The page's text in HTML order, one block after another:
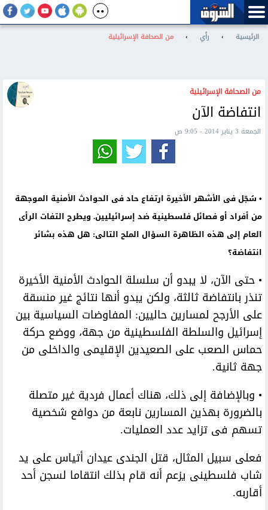
الرئيسية › رأي › من الصحافة الإسرائيلية
من الصحافة الإسرائيلية
انتفاضة الآن
الجمعة 3 يناير 2014 - 9:05 ص
• سُجّل فى الأشهر الأخيرة ارتفاع حاد فى الحوادث الأمنية الموجهة
من أفراد أو فصائل فلسطينية ضد إسرائيليين. ويطرح التفات الرأى
العام إلى هذه الظاهرة السؤال الملح التالى: هل هذه بشائر
انتفاضة؟
• حتى الآن، لا يبدو أن سلسلة الحوادث الأمنية الأخيرة
تنذر بانتفاضة ثالثة، ولكن يبدو أنها نتائج غير منسقة
على الأرجح لمسارين حاليين: المفاوضات السياسية بين
إسرائيل والسلطة الفلسطينية من جهة، ووضع حركة
حماس الصعب على الصعيدين الإقليمى والداخلى من
جهة ثانية.
• وبالإضافة إلى ذلك، هناك أعمال فردية غير متصلة
بالضرورة بهذين المسارين نابعة من دوافع شخصية
تسهم فى تزايد عدد العمليات.
فعلى سبيل المثال، قتل الجندى عيدان أتياس على يد
شاب فلسطينى يزعم أنه قام بذلك انتقاما لسجن أحد
أقاربه.